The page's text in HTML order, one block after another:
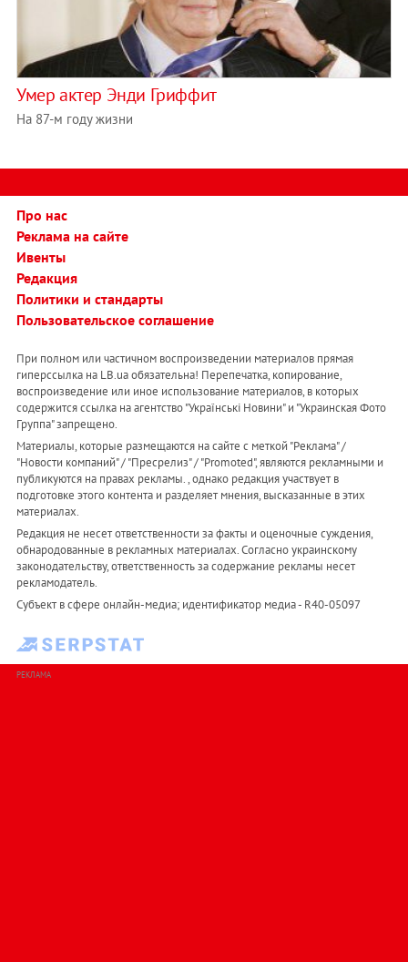
Умер актер Энди Гриффит
На 87-м году жизни
Про нас
Реклама на сайте
Ивенты
Редакция
Политики и стандарты
Пользовательское соглашение
При полном или частичном воспроизведении материалов прямая
гиперссылка на LB.ua обязательна! Перепечатка, копирование,
воспроизведение или иное использование материалов, в которых
содержится ссылка на агентство "Українськi Новини" и "Украинская Фото
Группа" запрещено.
Материалы, которые размещаются на сайте с меткой "Реклама" /
"Новости компаний" / "Пресрелиз" / "Promoted", являются рекламными и
публикуются на правах рекламы. , однако редакция участвует в
подготовке этого контента и разделяет мнения, высказанные в этих
материалах.
Редакция не несет ответственности за факты и оценочные суждения,
обнародованные в рекламных материалах. Согласно украинскому
законодательству, ответственность за содержание рекламы несет
рекламодатель.
Субъект в сфере онлайн-медиа; идентификатор медиа - R40-05097
РЕКЛАМА